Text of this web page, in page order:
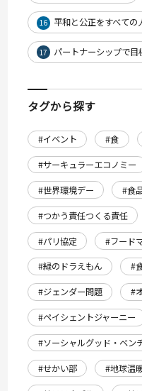
16 平和と公正をすべての
17 パートナーシップで目
タグから探す
#イベント #食
#サーキュラーエコノミー
#世界環境デー
#食
#つかう責任つくる責任
#パリ協定
#フード
#緑のドラえもん
#
#ジェンダー問題
#
#ペイシェントジャーニー
#ソーシャルグッド・ベン
#せかい部
#地球温